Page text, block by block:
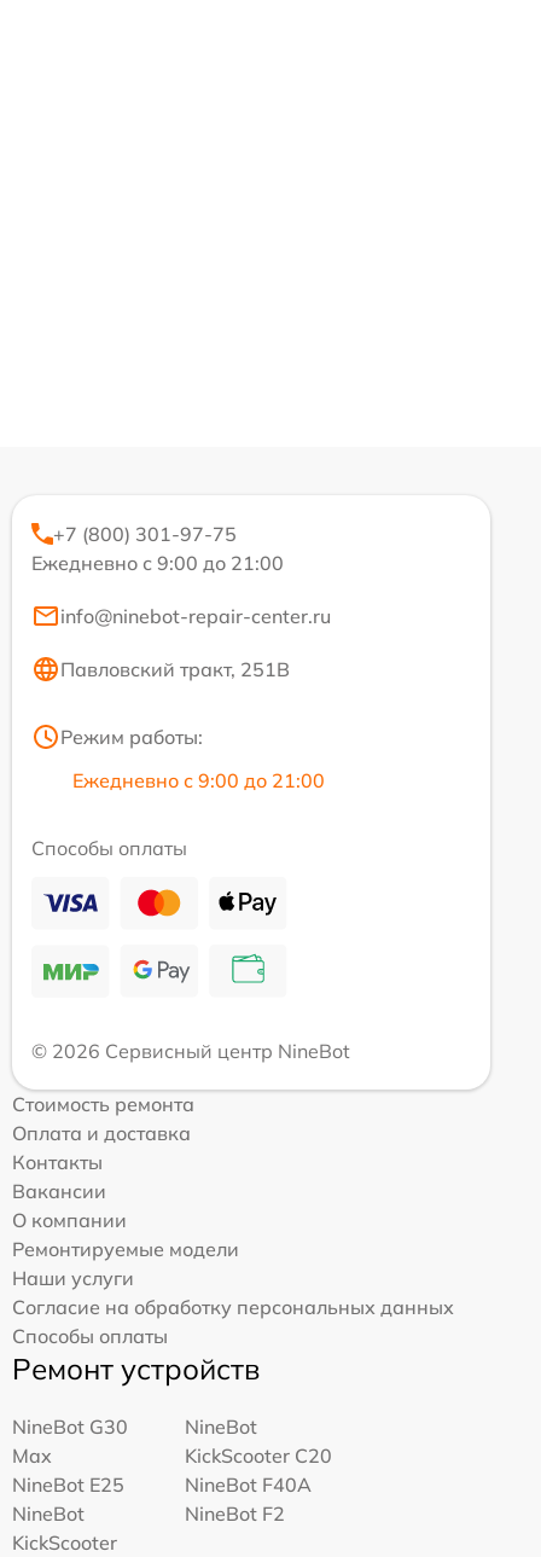
+7 (800) 301-97-75
Ежедневно с 9:00 до 21:00
info@ninebot-repair-center.ru
Павловский тракт, 251В
Режим работы:
Ежедневно с 9:00 до 21:00
Способы оплаты
© 2026 Сервисный центр NineBot
Стоимость ремонта
Оплата и доставка
Контакты
Вакансии
О компании
Ремонтируемые модели
Наши услуги
Согласие на обработку персональных данных
Способы оплаты
Ремонт устройств
NineBot G30
Max
NineBot
KickScooter C20
NineBot E25
NineBot F40A
NineBot
KickScooter
NineBot F2